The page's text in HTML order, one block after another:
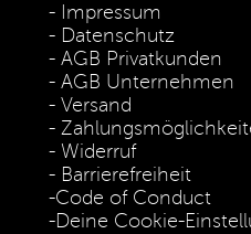
Impressum
Datenschutz
AGB Privatkunden
AGB Unternehmen
Versand
Widerruf
Barrierefreiheit
Code of Conduct
Deine Cookie-